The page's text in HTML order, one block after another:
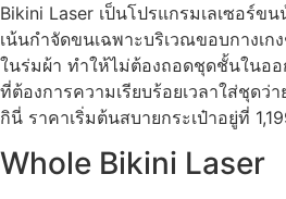
Bikini Laser เป็นโปรแกรมเลเซอร์ข
เน้นกำจัดขนเฉพาะบริเวณขอบกางเ
ในร่มผ้า ทำให้ไม่ต้องถอดชุดชั้นในอ
ที่ต้องการความเรียบร้อยเวลาใส่ชุดว่
กินี่ ราคาเริ่มต้นสบายกระเป๋าอยู่ที่
Whole Bikini Laser